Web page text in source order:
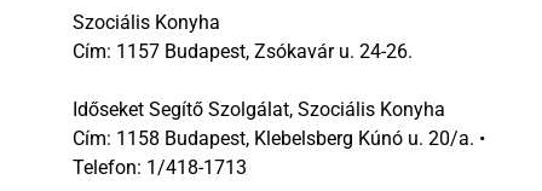
Szociális Konyha
Cím: 1157 Budapest, Zsókavár u. 24-26.
Időseket Segítő Szolgálat, Szociális Konyha
Cím: 1158 Budapest, Klebelsberg Kúnó u. 20/a. •
Telefon: 1/418-1713